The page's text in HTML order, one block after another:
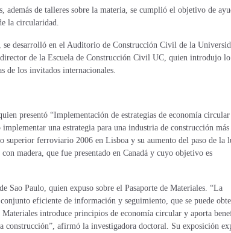
además de talleres sobre la materia, se cumplió el objetivo de
la circularidad.
desarrolló en el Auditorio de Construcción Civil de la
director de la Escuela de Construcción Civil UC, quien introdujo
de los invitados internacionales.
presentó “Implementación de estrategias de economía circular
una estrategia para una industria de construcción más
superior ferroviario 2006 en Lisboa y su aumento del paso de la
madera, que fue presentado en Canadá y cuyo objetivo es
Sao Paulo, quien expuso sobre el Pasaporte de Materiales. “La
eficiente de información y seguimiento, que se puede
introduce principios de economía circular y aporta
construcción”, afirmó la investigadora doctoral. Su exposición